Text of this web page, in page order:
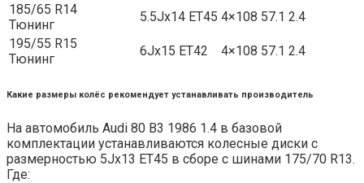
185/65 R14
Тюнинг
5.5Jx14 ET45 4×108 57.1 2.4
195/55 R15
Тюнинг
6Jx15 ET42 4×108 57.1 2.4
Какие размеры колёс рекомендует устанавливать производитель
На автомобиль Audi 80 B3 1986 1.4 в базовой
комплектации устанавливаются колесные диски с
размерностью 5Jx13 ET45 в сборе с шинами 175/70 R13.
Где: